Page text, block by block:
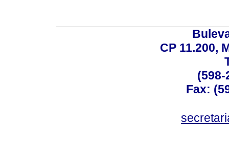
CP 11.200,
(598-
Fax: